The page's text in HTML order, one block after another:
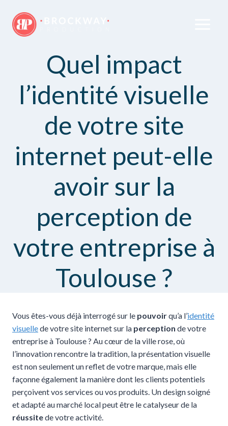
Quel impact
l’identité visuelle
de votre site
internet peut-elle
avoir sur la
perception de
votre entreprise à
Toulouse ?
Vous êtes-vous déjà interrogé sur le pouvoirqu’a l’identité
visuellede votre site internet sur la perception de votre
entreprise à Toulouse ? Au cœur de la ville rose, où
l’innovation rencontre la tradition, la présentation visuelle
est non seulement un reflet de votre marque, mais elle
façonne également la manière dont les clients potentiels
perçoivent vos services ou vos produits. Un design soigné
et adapté au marché local peut être le catalyseur de la
réussitede votre activité.